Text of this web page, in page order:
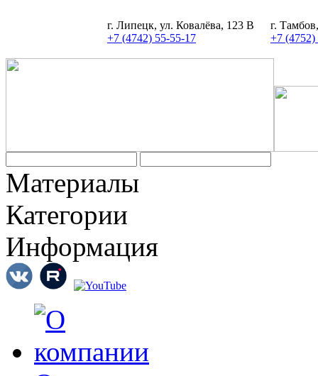
г. Липецк, ул. Ковалёва, 123 В
+7 (4742) 55-55-17
г.
+7 (4752)
Материалы
Категории
Информация
Задать вопрос